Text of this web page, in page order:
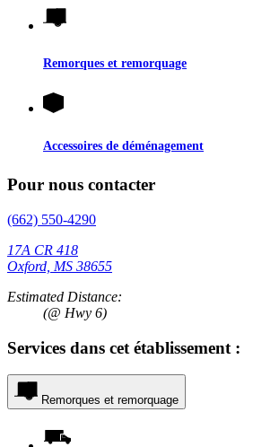
Remorques et remorquage
Accessoires de déménagement
Pour nous contacter
(662) 550-4290
17A CR 418
Oxford, MS 38655
Estimated Distance:
(@ Hwy 6)
Services dans cet établissement :
Remorques et remorquage